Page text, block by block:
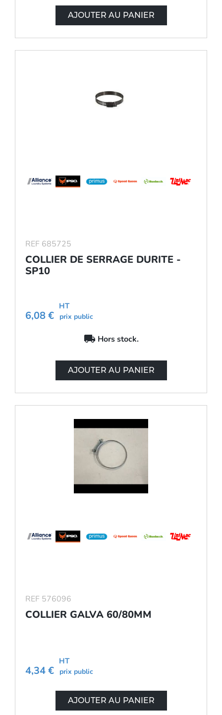
AJOUTER AU PANIER
REF 685725
COLLIER DE SERRAGE DURITE -
SP10
6,08 €
HT
prix public
local_shipping Hors stock.
AJOUTER AU PANIER
REF 576096
COLLIER GALVA 60/80MM
4,34 €
HT
prix public
AJOUTER AU PANIER